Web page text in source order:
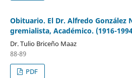
Obituario. El Dr. Alfredo González
gremialista, Académico. (1916-
Dr. Tulio Briceño Maaz
88-89
PDF